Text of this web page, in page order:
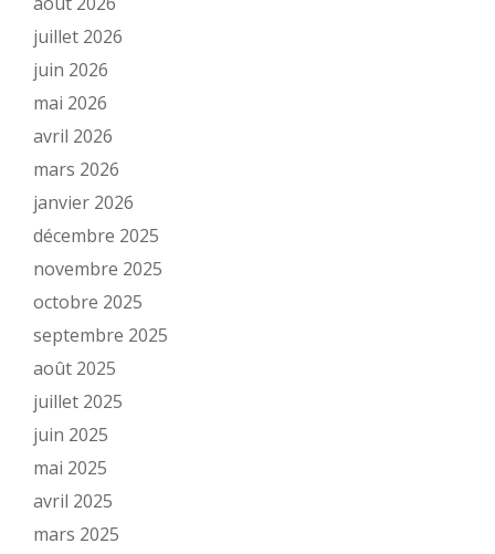
juillet 2026
juin 2026
mai 2026
avril 2026
mars 2026
janvier 2026
décembre 2025
novembre 2025
octobre 2025
septembre 2025
août 2025
juillet 2025
juin 2025
mai 2025
avril 2025
mars 2025